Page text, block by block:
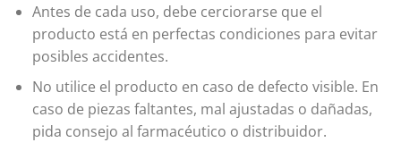
Antes de cada uso, debe cerciorarse que el
producto está en perfectas condiciones para evitar
posibles accidentes.
No utilice el producto en caso de defecto visible. En
caso de piezas faltantes, mal ajustadas o dañadas,
pida consejo al farmacéutico o distribuidor.